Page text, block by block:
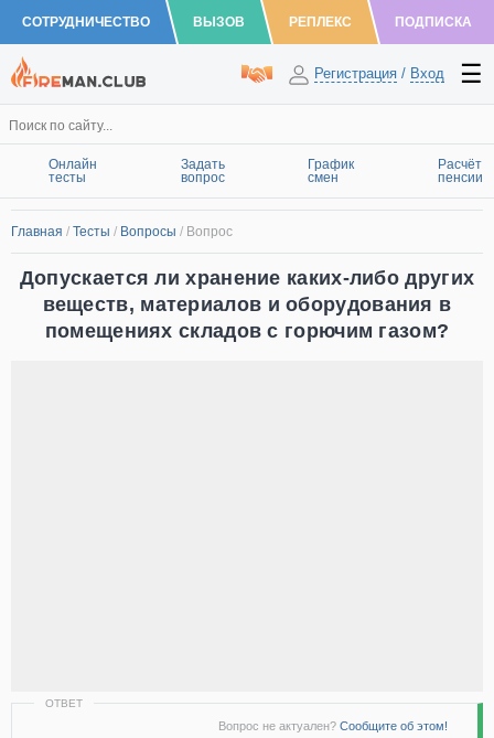
СОТРУДНИЧЕСТВО ВЫЗОВ РЕПЛЕКС ПОДПИСКА
Регистрация / Вход
Онлайн
тесты
Задать
вопрос
График
смен
Расчёт
пенсии
Главная / Тесты / Вопросы / Вопрос
Допускается ли хранение каких-либо других
веществ, материалов и оборудования в
помещениях складов с горючим газом?
ОТВЕТ
Вопрос не актуален? Сообщите об этом!